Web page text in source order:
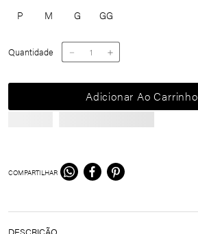
G GG
M
P
Quantidade ＋
－
Adicionar Ao Carrinho
COMPARTILHAR